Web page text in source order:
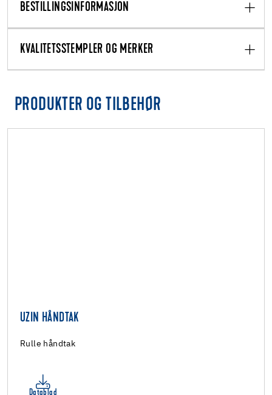
BESTILLINGSINFORMASJON
KVALITETSSTEMPLER OG MERKER
PRODUKTER OG TILBEHØR
UZIN HÅNDTAK
Rulle håndtak
Datablad